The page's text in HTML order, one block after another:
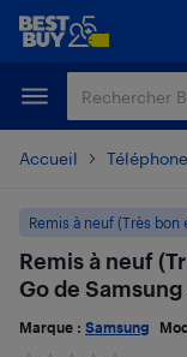
Passer
principal
Passer
Accueil
Remis à neuf (Très bon
Remis à neuf
Go de
Marque : Samsung